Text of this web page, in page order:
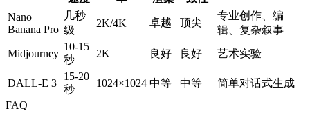
Nano
Banana Pro
几秒
级
2K/4K 卓越 顶尖
专业创作、编
辑、复杂叙事
Midjourney
10-15
秒
2K 良好 良好 艺术实验
DALL-E 3
15-20
秒
1024×1024 中等 中等
简单对话式生成
FAQ